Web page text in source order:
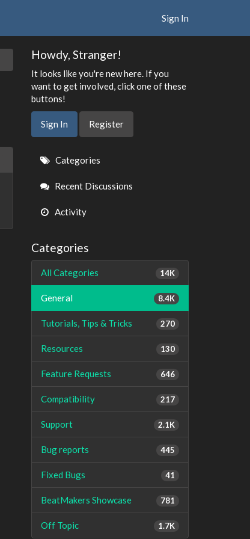
Sign In
Howdy, Stranger!
It looks like you're new here. If you
want to get involved, click one of these
buttons!
Sign In Register
Quick
Links
Categories
Recent Discussions
Activity
Categories
14K
All Categories
8.4K
General
270
Tutorials, Tips & Tricks
130
Resources
646
Feature Requests
217
Compatibility
2.1K
Support
445
Bug reports
41
Fixed Bugs
781
BeatMakers Showcase
1.7K
Off Topic